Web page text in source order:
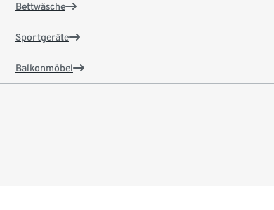
Bettwäsche
Sportgeräte
Balkonmöbel